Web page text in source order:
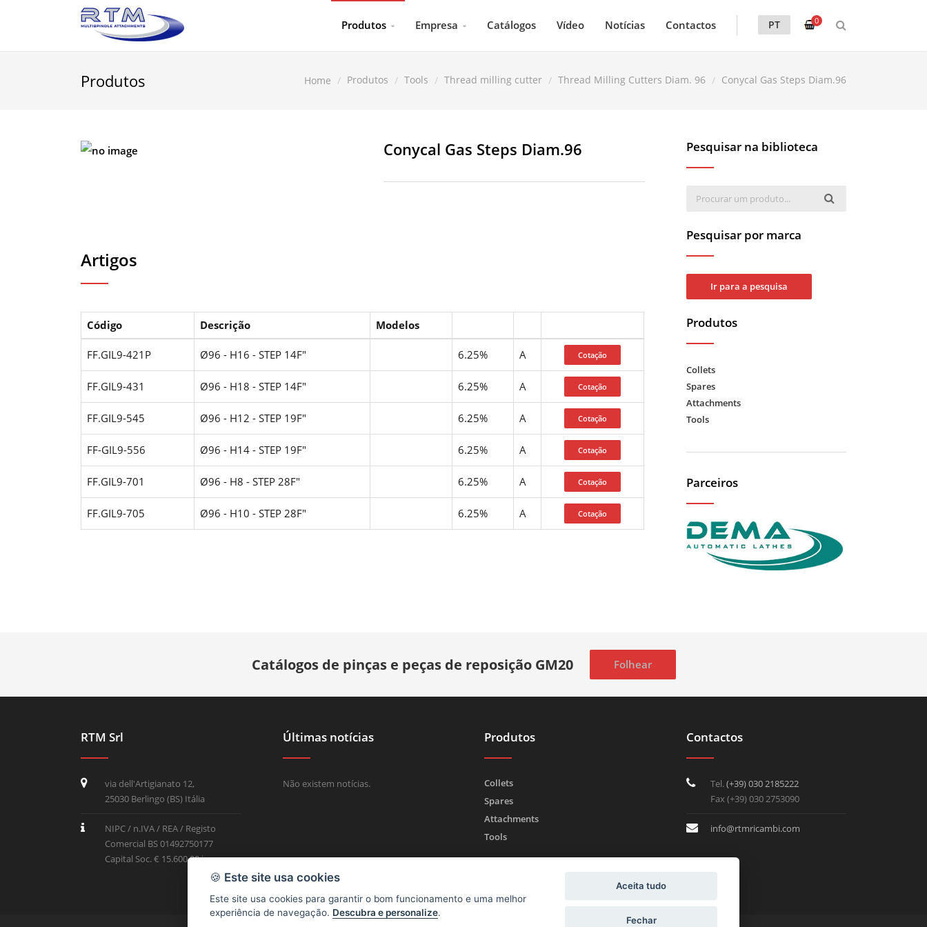
0
PT
Produtos Empresa Catálogos Vídeo Notícias Contactos
Produtos Home Produtos Tools Thread milling cutter Thread Milling Cutters Diam. 96 Conycal Gas Steps Diam.96
Conycal Gas Steps Diam.96
Artigos
Código Descrição Modelos
FF.GIL9-421P Ø96 - H16 - STEP 14F" 6.25% A
FF.GIL9-431 Ø96 - H18 - STEP 14F" 6.25% A
FF.GIL9-545 Ø96 - H12 - STEP 19F" 6.25% A
FF-GIL9-556 Ø96 - H14 - STEP 19F" 6.25% A
FF.GIL9-701 Ø96 - H8 - STEP 28F" 6.25% A
FF.GIL9-705 Ø96 - H10 - STEP 28F" 6.25% A
Pesquisar na biblioteca
Pesquisar por marca
Ir para a pesquisa
Produtos
Collets
Spares
Attachments
Tools
Parceiros
Catálogos de pinças e peças de reposição GM20 Folhear
RTM Srl
via dell'Artigianato 12,
25030 Berlingo (BS) Itália
NIPC / n.IVA / REA / Registo
Comercial BS 01492750177
Capital Soc. € 15.600,00 i.p.
Últimas notícias
Não existem notícias.
Produtos
Collets
Spares
Attachments
Tools
Contactos
Tel.(+39) 030 2185222
Fax (+39) 030 2753090
info@rtmricambi.com
🍪 Este site usa cookies
Este site usa cookies para garantir o bom funcionamento e uma melhor
experiência de navegação. Descubra e personalize.
Aceita tudo
Fechar